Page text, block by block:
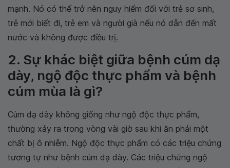
mạnh. Nó có thể trở nên nguy hiểm đối với trẻ sơ sinh,
trẻ mới biết đi, trẻ em và người già nếu nó dẫn đến mất
nước và không được điều trị.
2. Sự khác biệt giữa bệnh cúm dạ
dày, ngộ độc thực phẩm và bệnh
cúm mùa là gì?
Cúm dạ dày không giống như ngộ độc thực phẩm,
thường xảy ra trong vòng vài giờ sau khi ăn phải một
chất bị ô nhiễm. Ngộ độc thực phẩm có các triệu chứng
tương tự như bệnh cúm dạ dày. Các triệu chứng ngộ